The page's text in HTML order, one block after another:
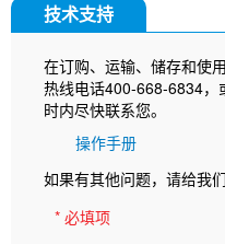
技术支持
在订购、运输、储存和使
热线电话400-668-6834，
时内尽快联系您。
操作手册
如果有其他问题，请给我们
* 必填项